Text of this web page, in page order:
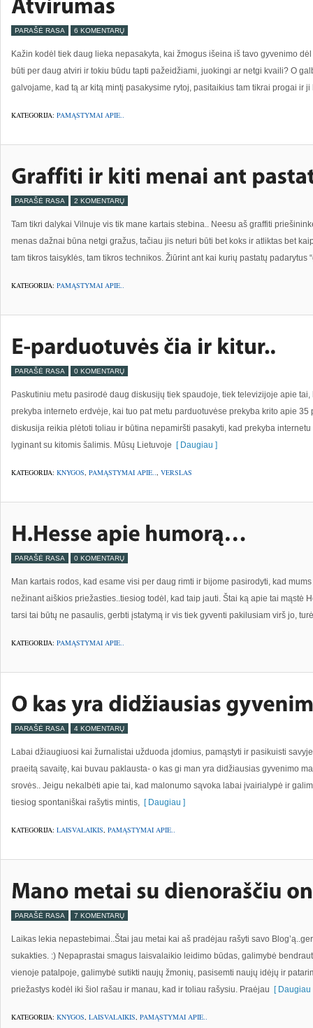
PARAŠĖ RASA 6 KOMENTARŲ
Kažin kodėl tiek daug lieka nepasakyta, kai žmogus išeina iš tavo gyvenimo
būti per daug atviri ir tokiu būdu tapti pažeidžiami, juokingi ar netgi kvaili? O
galvojame, kad tą ar kitą mintį pasakysime rytoj, pasitaikius tam tikrai progai ir ji
KATEGORIJA: PAMĄSTYMAI APIE..
PARAŠĖ RASA 2 KOMENTARŲ
Tam tikri dalykai Vilnuje vis tik mane kartais stebina.. Neesu aš graffiti
menas dažnai būna netgi gražus, tačiau jis neturi būti bet koks ir atliktas bet
tam tikros taisyklės, tam tikros technikos. Žiūrint ant kai kurių pastatų padarytus
KATEGORIJA: PAMĄSTYMAI APIE..
PARAŠĖ RASA 0 KOMENTARŲ
Paskutiniu metu pasirodė daug diskusijų tiek spaudoje, tiek televizijoje apie
prekyba interneto erdvėje, kai tuo pat metu parduotuvėse prekyba krito apie 35
diskusija reikia plėtoti toliau ir būtina nepamiršti pasakyti, kad prekyba
lyginant su kitomis šalimis. Mūsų Lietuvoje [ Daugiau ]
KATEGORIJA: KNYGOS, PAMĄSTYMAI APIE.., VERSLAS
PARAŠĖ RASA 0 KOMENTARŲ
Man kartais rodos, kad esame visi per daug rimti ir bijome pasirodyti, kad
nežinant aiškios priežasties..tiesiog todėl, kad taip jauti. Štai ką apie tai mąstė
tarsi tai būtų ne pasaulis, gerbti įstatymą ir vis tiek gyventi pakilusiam virš jo,
KATEGORIJA: PAMĄSTYMAI APIE..
PARAŠĖ RASA 4 KOMENTARŲ
Labai džiaugiuosi kai žurnalistai užduoda įdomius, pamąstyti ir pasikuisti
praeitą savaitę, kai buvau paklausta- o kas gi man yra didžiausias gyvenimo
srovės.. Jeigu nekalbėti apie tai, kad malonumo sąvoka labai įvairialypė ir
tiesiog spontaniškai rašytis mintis, [ Daugiau ]
KATEGORIJA: LAISVALAIKIS, PAMĄSTYMAI APIE..
PARAŠĖ RASA 7 KOMENTARŲ
Laikas lekia nepastebimai..Štai jau metai kai aš pradėjau rašyti savo
sukakties. :) Nepaprastai smagus laisvalaikio leidimo būdas, galimybė
vienoje patalpoje, galimybė sutikti naujų žmonių, pasisemti naujų idėjų ir
priežastys kodėl iki šiol rašau ir manau, kad ir toliau rašysiu. Praėjau [ Daugiau
KATEGORIJA: KNYGOS, LAISVALAIKIS, PAMĄSTYMAI APIE..